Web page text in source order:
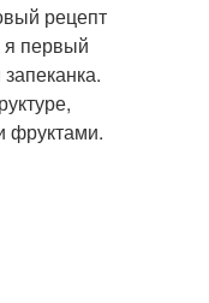
рецепт
я первый
фруктами.